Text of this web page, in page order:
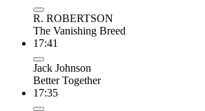
R. ROBERTSON
The Vanishing Breed
17:41
Jack Johnson
Better Together
17:35